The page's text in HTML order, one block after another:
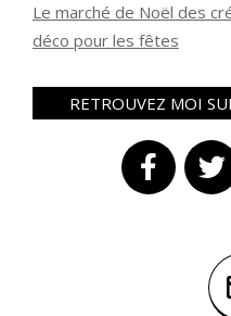
Le marché de Noël des
déco pour les fêtes
RETROUVEZ MOI